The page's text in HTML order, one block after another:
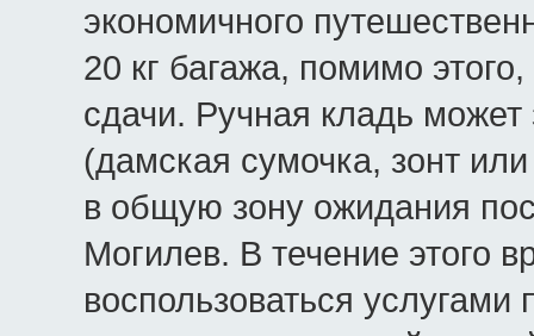
экономичного
20 кг багажа, помимо
сдачи. Ручная кладь
(дамская сумочка, зонт
в общую зону ожидания
Могилев. В течение этого
воспользоваться